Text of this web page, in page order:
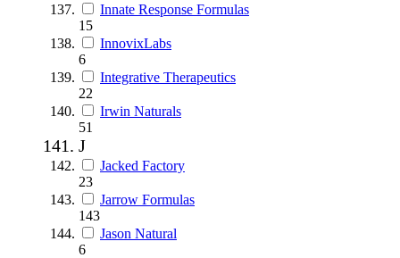
Innate Response Formulas
15
InnovixLabs
6
Integrative Therapeutics
22
Irwin Naturals
51
J
Jacked Factory
23
Jarrow Formulas
143
Jason Natural
6